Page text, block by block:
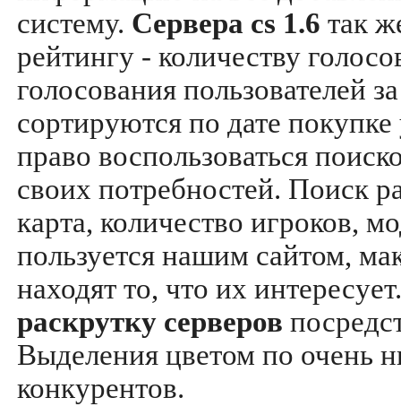
систему. Сервера cs 1.6 так
рейтингу - количеству
голосования пользователей
сортируются по дате
право воспользоваться
своих потребностей. Поиск
карта, количество игроков,
пользуется нашим сайтом,
находят то, что их
раскрутку серверов
Выделения цветом по очень
конкурентов.